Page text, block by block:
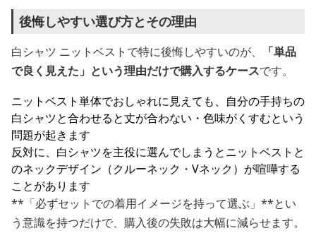
後悔しやすい選び方とその理由
白シャツ ニットベストで特に後悔しやすいのが、
「単品
で良く見えた」という理由だけで購入するケースです。
ニットベスト単体でおしゃれに見えても、自分の手持ちの
白シャツと合わせると丈が合わない・色味がくすむという
問題が起きます
反対に、白シャツを主役に選んでしまうとニットベストと
のネックデザイン（クルーネック・Vネック）が喧嘩する
ことがあります
**「必ずセットでの着用イメージを持って選ぶ」**とい
う意識を持つだけで、購入後の失敗は大幅に減らせます。